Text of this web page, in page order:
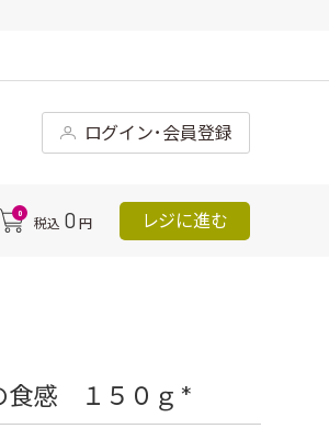
ログイン･会員登録
0
税込 0 円 レジに進む
感 １５０ｇ *